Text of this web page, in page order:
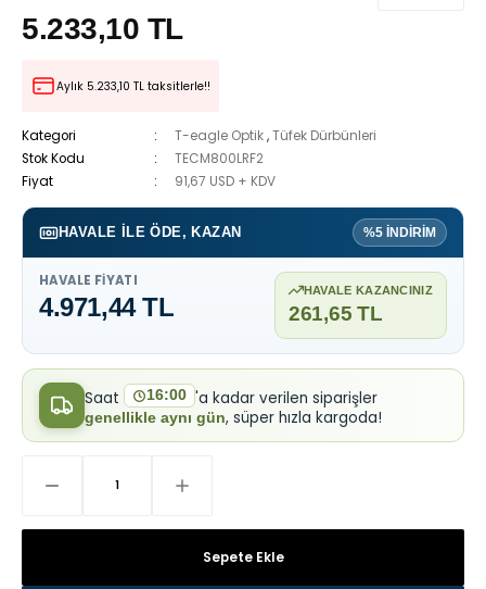
5.233,10 TL
Aylık 5.233,10 TL taksitlerle!!
Kategori T-eagle Optik ,Tüfek Dürbünleri
Stok Kodu
TECM800LRF2
Fiyat
91,67 USD + KDV
HAVALE ILE ÖDE, KAZAN %5 İNDİRİM
HAVALE FIYATI
4.971,44 TL
HAVALE KAZANCINIZ
261,65 TL
Saat 16:00 'a kadar verilen siparişler
genellikle aynı gün, süper hızla kargoda!
Sepete Ekle